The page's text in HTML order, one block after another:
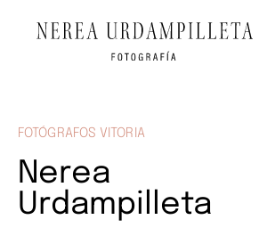
FOTÓGRAFOS VITORIA
Nerea
Urdampilleta